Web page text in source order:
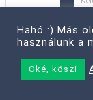
Hahó :) Más
használunk a
Oké, köszi